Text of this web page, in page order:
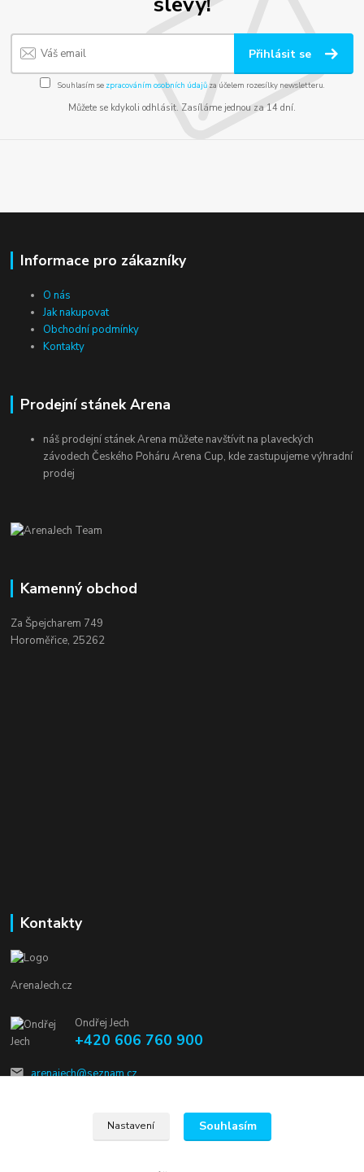
Přihlásit se
Souhlasím se zpracováním osobních údajůza účelem rozesílky newsletteru.
Můžete se kdykoli odhlásit. Zasíláme jednou za 14 dní.
Informace pro zákazníky
O nás
Jak nakupovat
Obchodní podmínky
Kontakty
Prodejní stánek Arena
náš prodejní stánek Arena můžete navštívit na plaveckých
závodech Českého Poháru Arena Cup, kde zastupujeme výhradní
prodej
Kamenný obchod
Za Špejcharem 749
Horoměřice, 25262
Kontakty
ArenaJech.cz
Ondřej Jech
+420 606 760 900
arenajech@seznam.cz
Nastavení Souhlasím